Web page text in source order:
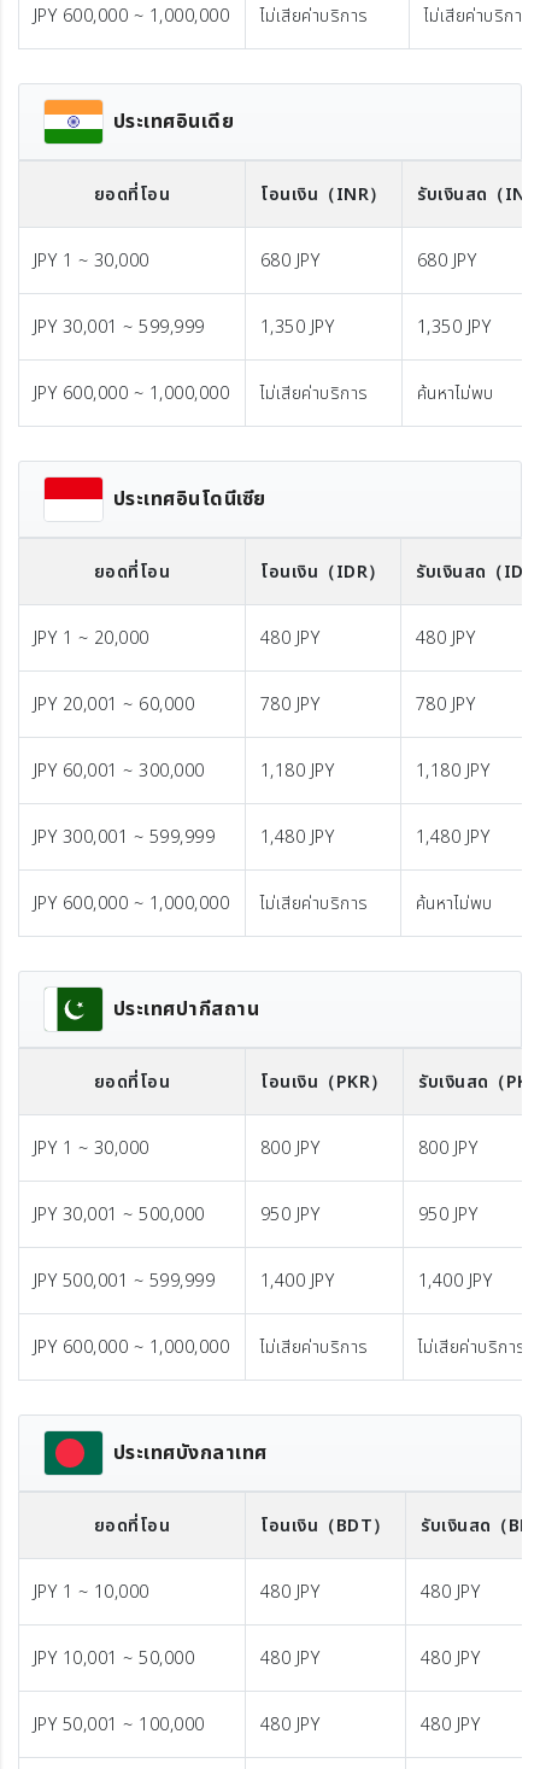
JPY 600,000 ~ 1,000,000 ไม่เสียค่าบริการ ไม่เสียค่าบริการ
ประเทศอินเดีย
ยอดที่โอน โอนเงิน （INR） รับเงินสด （
JPY 1 ~ 30,000 680 JPY 680 JPY
JPY 30,001 ~ 599,999 1,350 JPY 1,350 JPY
JPY 600,000 ~ 1,000,000 ไม่เสียค่าบริการ ค้นหาไม่พบ
ประเทศอินโดนีเซีย
ยอดที่โอน โอนเงิน （IDR） รับเงินสด （
JPY 1 ~ 20,000 480 JPY 480 JPY
JPY 20,001 ~ 60,000 780 JPY 780 JPY
JPY 60,001 ~ 300,000 1,180 JPY 1,180 JPY
JPY 300,001 ~ 599,999 1,480 JPY 1,480 JPY
JPY 600,000 ~ 1,000,000 ไม่เสียค่าบริการ ค้นหาไม่พบ
ประเทศปากีสถาน
ยอดที่โอน โอนเงิน （PKR） รับเงินสด （
JPY 1 ~ 30,000 800 JPY 800 JPY
JPY 30,001 ~ 500,000 950 JPY 950 JPY
JPY 500,001 ~ 599,999 1,400 JPY 1,400 JPY
JPY 600,000 ~ 1,000,000 ไม่เสียค่าบริการ ไม่เสียค่าบริการ
ประเทศบังกลาเทศ
ยอดที่โอน โอนเงิน （BDT） รับเงินสด （
JPY 1 ~ 10,000 480 JPY 480 JPY
JPY 10,001 ~ 50,000 480 JPY 480 JPY
JPY 50,001 ~ 100,000 480 JPY 480 JPY